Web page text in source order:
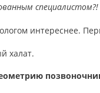
специалистом?!
интереснее.
халат.